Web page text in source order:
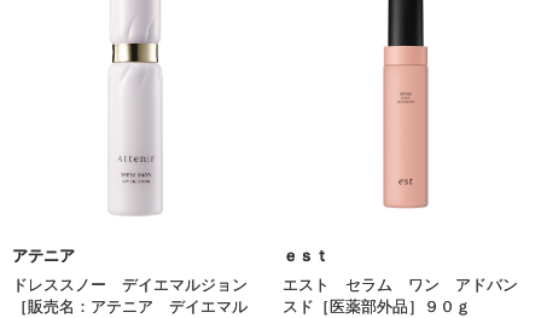
アテニア
ドレススノー デイエマルジョン
［販売名：アテニア デイエマル
ｅｓｔ
エスト セラム ワン アドバン
スド［医薬部外品］９０ｇ